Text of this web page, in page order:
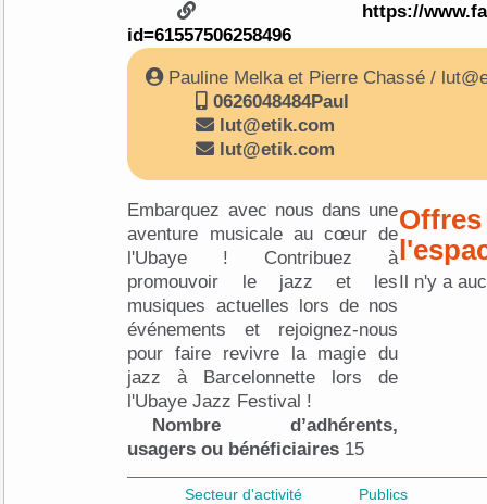
https://
id=61557506258496
Pauline Melka et Pierre Chassé /
0626048484Paul
lut@etik.com
lut@etik.com
Embarquez avec nous dans une
aventure musicale au cœur de
l'Ubaye ! Contribuez à
promouvoir le jazz et les
musiques actuelles lors de nos
événements et rejoignez-nous
pour faire revivre la magie du
jazz à Barcelonnette lors de
l'Ubaye Jazz Festival !
Nombre d’adhérents,
usagers ou bénéficiaires 15
Il n'y a
Secteur d'activité
Publics